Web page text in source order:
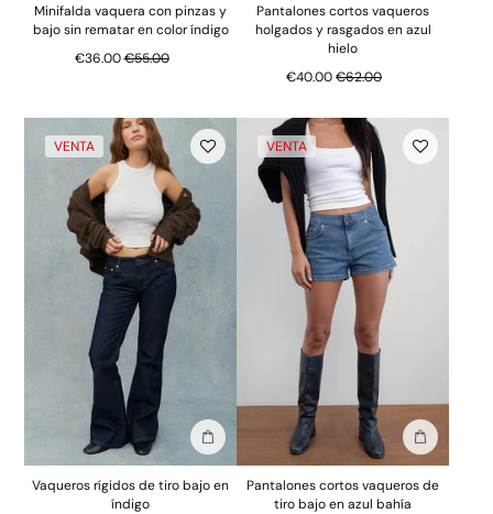
Minifalda vaquera con pinzas y
bajo sin rematar en color índigo
€36.00Precio normal
€55.00
Pantalones cortos vaqueros
holgados y rasgados en azul
hielo
€40.00Precio normal
€62.00
VENTA
Añadir a la bolsa
Vaqueros rígidos de tiro bajo en
índigo
VENTA
Añadir a la
Pantalones cortos vaqueros de
tiro bajo en azul bahía